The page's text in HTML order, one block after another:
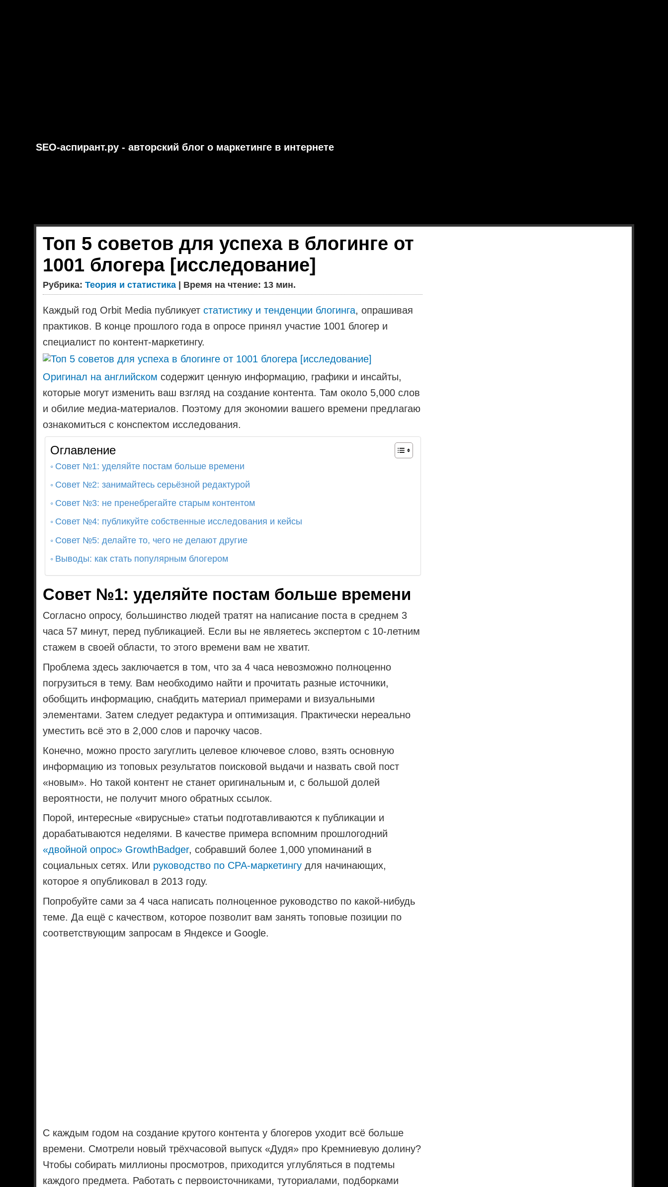
SEO-аспирант.ру - авторский блог о маркетинге в интернете
Топ 5 советов для успеха в блогинге от
1001 блогера [исследование]
Рубрика:Теория и статистика | Время на чтение: 13 мин.
Каждый год Orbit Media публикуетстатистику и тенденции блогинга, опрашивая
практиков. В конце прошлого года в опросе принял участие 1001 блогер и
специалист по контент-маркетингу.
Оригинал на английском содержит ценную информацию, графики и инсайты,
которые могут изменить ваш взгляд на создание контента. Там около 5,000 слов
и обилие медиа-материалов. Поэтому для экономии вашего времени предлагаю
ознакомиться с конспектом исследования.
Оглавление
Совет №1: уделяйте постам больше времени
Совет №2: занимайтесь серьёзной редактурой
Совет №3: не пренебрегайте старым контентом
Совет №4: публикуйте собственные исследования и кейсы
Совет №5: делайте то, чего не делают другие
Выводы: как стать популярным блогером
Совет №1: уделяйте постам больше времени
Согласно опросу, большинство людей тратят на написание поста в среднем 3
часа 57 минут, перед публикацией. Если вы не являетесь экспертом с 10-летним
стажем в своей области, то этого времени вам не хватит.
Проблема здесь заключается в том, что за 4 часа невозможно полноценно
погрузиться в тему. Вам необходимо найти и прочитать разные источники,
обобщить информацию, снабдить материал примерами и визуальными
элементами. Затем следует редактура и оптимизация. Практически нереально
уместить всё это в 2,000 слов и парочку часов.
Конечно, можно просто загуглить целевое ключевое слово, взять основную
информацию из топовых результатов поисковой выдачи и назвать свой пост
«новым». Но такой контент не станет оригинальным и, с большой долей
вероятности, не получит много обратных ссылок.
Порой, интересные «вирусные» статьи подготавливаются к публикации и
дорабатываются неделями. В качестве примера вспомним прошлогодний
«двойной опрос» GrowthBadger, собравший более 1,000 упоминаний в
социальных сетях. Или руководство по CPA-маркетингу для начинающих,
которое я опубликовал в 2013 году.
Попробуйте сами за 4 часа написать полноценное руководство по какой-нибудь
теме. Да ещё с качеством, которое позволит вам занять топовые позиции по
соответствующим запросам в Яндексе и Google.
С каждым годом на создание крутого контента у блогеров уходит всё больше
времени. Смотрели новый трёхчасовой выпуск «Дудя» про Кремниевую долину?
Чтобы собирать миллионы просмотров, приходится углубляться в подтемы
каждого предмета. Работать с первоисточниками, туториалами, подборками